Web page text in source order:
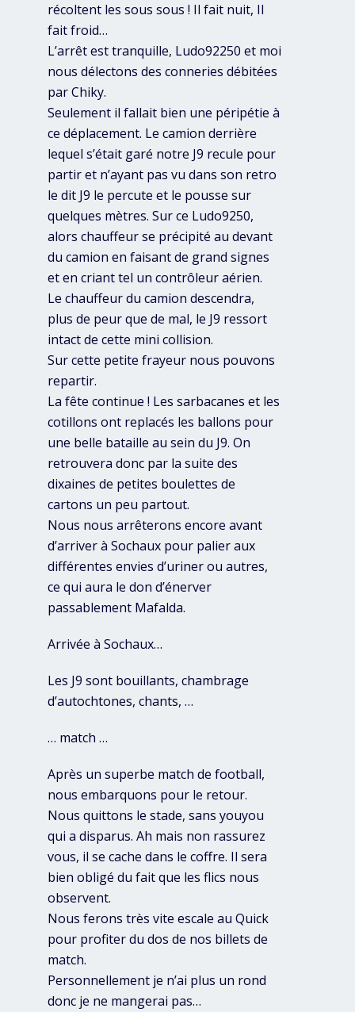
récoltent les sous sous ! Il fait nuit, Il
fait froid…
L’arrêt est tranquille, Ludo92250 et moi
nous délectons des conneries débitées
par Chiky.
Seulement il fallait bien une péripétie à
ce déplacement. Le camion derrière
lequel s’était garé notre J9 recule pour
partir et n’ayant pas vu dans son retro
le dit J9 le percute et le pousse sur
quelques mètres. Sur ce Ludo9250,
alors chauffeur se précipité au devant
du camion en faisant de grand signes
et en criant tel un contrôleur aérien.
Le chauffeur du camion descendra,
plus de peur que de mal, le J9 ressort
intact de cette mini collision.
Sur cette petite frayeur nous pouvons
repartir.
La fête continue ! Les sarbacanes et les
cotillons ont replacés les ballons pour
une belle bataille au sein du J9. On
retrouvera donc par la suite des
dixaines de petites boulettes de
cartons un peu partout.
Nous nous arrêterons encore avant
d’arriver à Sochaux pour palier aux
différentes envies d’uriner ou autres,
ce qui aura le don d’énerver
passablement Mafalda.
Arrivée à Sochaux…
Les J9 sont bouillants, chambrage
d’autochtones, chants, …
… match …
Après un superbe match de football,
nous embarquons pour le retour.
Nous quittons le stade, sans youyou
qui a disparus. Ah mais non rassurez
vous, il se cache dans le coffre. Il sera
bien obligé du fait que les flics nous
observent.
Nous ferons très vite escale au Quick
pour profiter du dos de nos billets de
match.
Personnellement je n’ai plus un rond
donc je ne mangerai pas…